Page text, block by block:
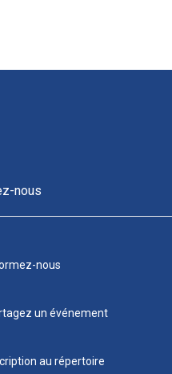
nous
nous
un événement
au répertoire